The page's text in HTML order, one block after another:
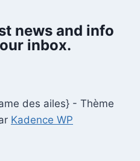
news and info
inbox.
des ailes} - Thème
Kadence WP